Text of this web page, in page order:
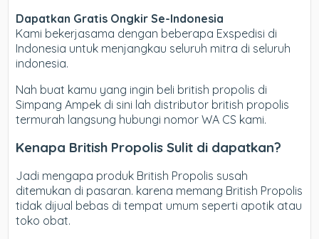
Dapatkan Gratis Ongkir Se-Indonesia
Kami bekerjasama dengan beberapa Exspedisi di
Indonesia untuk menjangkau seluruh mitra di seluruh
indonesia.
Nah buat kamu yang ingin beli british propolis di
Simpang Ampek di sini lah distributor british propolis
termurah langsung hubungi nomor WA CS kami.
Kenapa British Propolis Sulit di dapatkan?
Jadi mengapa produk British Propolis susah
ditemukan di pasaran. karena memang British Propolis
tidak dijual bebas di tempat umum seperti apotik atau
toko obat.